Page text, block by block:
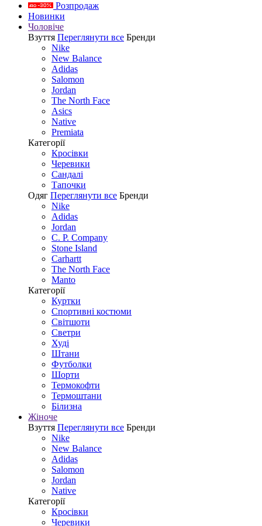
Розпродаж
Новинки
Чоловіче
Взуття Переглянути все Бренди
Nike
New Balance
Adidas
Salomon
Jordan
The North Face
Asics
Native
Premiata
Категорії
Кросівки
Черевики
Сандалі
Tапочки
Одяг Переглянути все Бренди
Nike
Adidas
Jordan
C. P. Company
Stone Island
Carhartt
The North Face
Manto
Категорії
Куртки
Спортивні костюми
Світшоти
Светри
Худі
Штани
Футболки
Шорти
Термокофти
Термоштани
Білизна
Жіноче
Взуття Переглянути все Бренди
Nike
New Balance
Adidas
Salomon
Jordan
Native
Категорії
Кросівки
Черевики